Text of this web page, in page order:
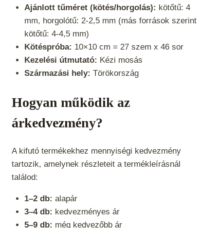
Ajánlott tűméret (kötés/horgolás): kötőtű: 4
mm, horgolótű: 2-2,5 mm (más források szerint
kötőtű: 4-4,5 mm)
Kötéspróba: 10×10 cm = 27 szem x 46 sor
Kezelési útmutató: Kézi mosás
Származási hely: Törökország
Hogyan működik az
árkedvezmény?
A kifutó termékekhez mennyiségi kedvezmény
tartozik, amelynek részleteit a termékleírásnál
találod:
1–2 db: alapár
3–4 db: kedvezményes ár
5–9 db: még kedvezőbb ár